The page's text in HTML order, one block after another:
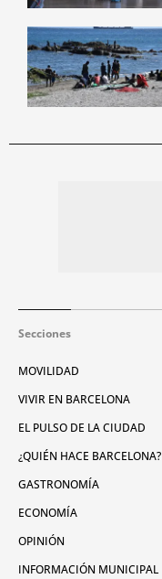
Secciones
MOVILIDAD
VIVIR EN BARCELONA
EL PULSO DE LA CIUDAD
¿QUIÉN HACE BARCELONA?
GASTRONOMÍA
ECONOMÍA
OPINIÓN
INFORMACIÓN MUNICIPAL